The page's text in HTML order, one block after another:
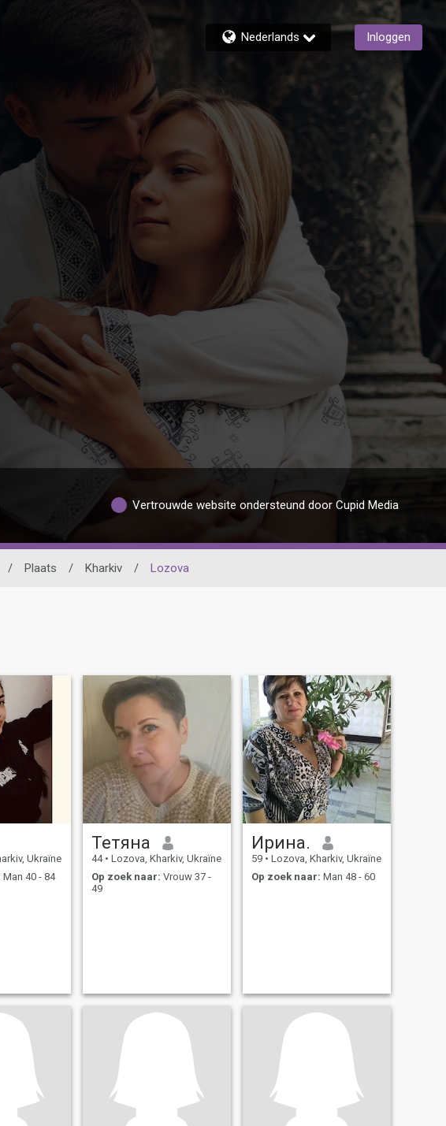
Nederlands Inloggen
Vertrouwde website ondersteund door Cupid Media
/ Plaats / Kharkiv / Lozova
Ukraïne
Man 40 - 84
Тетяна
44 • Lozova, Kharkiv, Ukraïne
Op zoek naar: Vrouw 37 -
49
Ирина.
59 • Lozova, Kharkiv, Ukraïne
Op zoek naar: Man 48 - 60